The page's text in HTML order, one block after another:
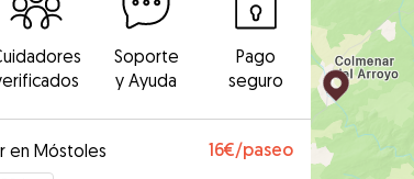
Soporte
y Ayuda
Pago
seguro
en Móstoles 16€/paseo